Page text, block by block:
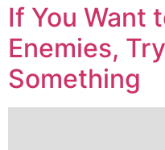
If You Want
Enemies,
Something